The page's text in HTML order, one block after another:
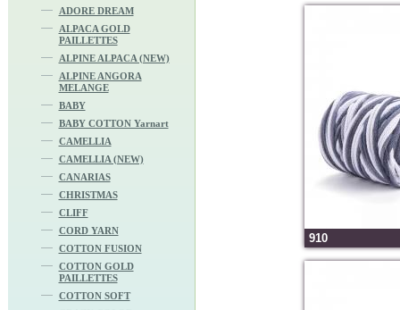
ADORE DREAM
ALPACA GOLD
PAILLETTES
ALPINE ALPACA (NEW)
ALPINE ANGORA
MELANGE
BABY
BABY COTTON Yarnart
CAMELLIA
CAMELLIA (NEW)
CANARIAS
CHRISTMAS
CLIFF
CORD YARN
COTTON FUSION
COTTON GOLD
PAILLETTES
COTTON SOFT
910